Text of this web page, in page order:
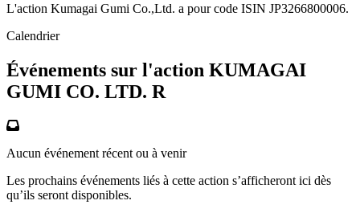
L'action Kumagai Gumi Co.,Ltd. a pour code ISIN JP3266800006.
Calendrier
Événements sur l'action KUMAGAI
GUMI CO. LTD. R
Aucun événement récent ou à venir
Les prochains événements liés à cette action s’afficheront ici dès
qu’ils seront disponibles.